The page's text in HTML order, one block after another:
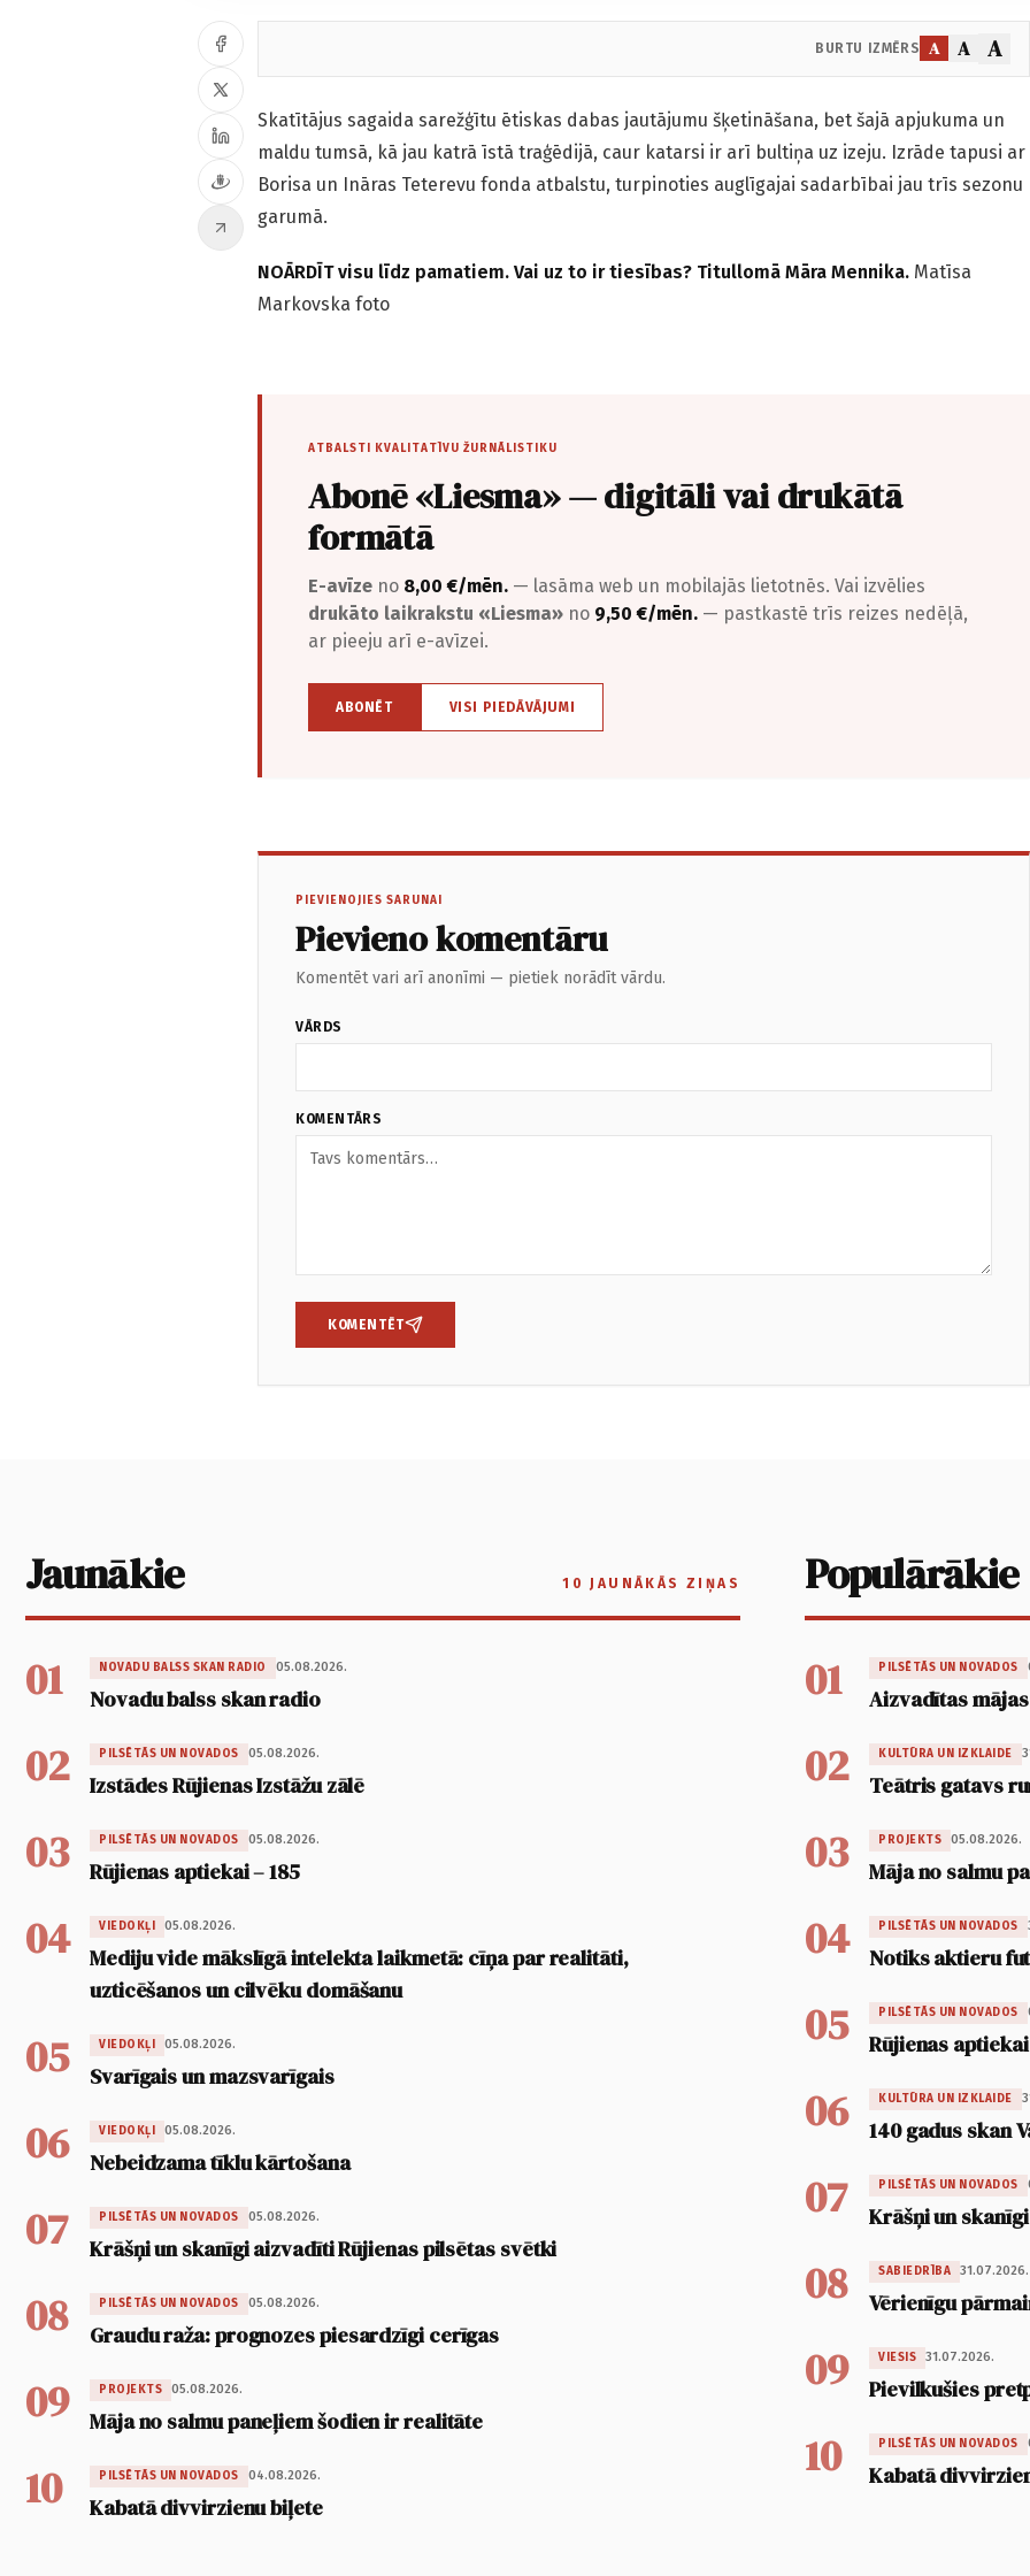
BURTU IZMĒRS A A A
Skatītājus sagaida sarežģītu ētiskas dabas jautājumu šķetināšana, bet šajā apjukuma un
maldu tumsā, kā jau katrā īstā traģēdijā, caur katarsi ir arī bultiņa uz izeju. Izrāde tapusi ar
Borisa un Ināras Teterevu fonda atbalstu, turpinoties auglīgajai sadarbībai jau trīs sezonu
garumā.
NOĀRDĪT visu līdz pamatiem. Vai uz to ir tiesības? Titullomā Māra Mennika. Matīsa
Markovska foto
ATBALSTI KVALITATĪVU ŽURNĀLISTIKU
Abonē «Liesma» — digitāli vai drukātā
formātā
E-avīze no 8,00 €/mēn. — lasāma web un mobilajās lietotnēs. Vai izvēlies
drukāto laikrakstu «Liesma» no 9,50 €/mēn. — pastkastē trīs reizes nedēļā,
ar pieeju arī e-avīzei.
ABONĒT VISI PIEDĀVĀJUMI
PIEVIENOJIES SARUNAI
Pievieno komentāru
Komentēt vari arī anonīmi — pietiek norādīt vārdu.
VĀRDS
KOMENTĀRS
KOMENTĒT
Jaunākie 10 JAUNĀKĀS ZIŅAS
01 NOVADU BALSS SKAN RADIO 05.08.2026.
Novadu balss skan radio
02 PILSĒTĀS UN NOVADOS 05.08.2026.
Izstādes Rūjienas Izstāžu zālē
03 PILSĒTĀS UN NOVADOS 05.08.2026.
Rūjienas aptiekai – 185
04 VIEDOKĻI 05.08.2026.
Mediju vide mākslīgā intelekta laikmetā: cīņa par realitāti,
uzticēšanos un cilvēku domāšanu
05 VIEDOKĻI 05.08.2026.
Svarīgais un mazsvarīgais
06 VIEDOKĻI 05.08.2026.
Nebeidzama tīklu kārtošana
07 PILSĒTĀS UN NOVADOS 05.08.2026.
Krāšņi un skanīgi aizvadīti Rūjienas pilsētas svētki
08 PILSĒTĀS UN NOVADOS 05.08.2026.
Graudu raža: prognozes piesardzīgi cerīgas
09 PROJEKTS 05.08.2026.
Māja no salmu paneļiem šodien ir realitāte
10 PILSĒTĀS UN NOVADOS 04.08.2026.
Kabatā divvirzienu biļete
Populārākie
01
PILSĒTĀS UN NOVADOS
Aizvadītas
02 KULTŪRA UN IZKLAIDE
Teātris gatavs
03 PROJEKTS 05.08.2026.
Māja no salmu
04 PILSĒTĀS UN NOVADOS
Notiks aktieru
05 PILSĒTĀS UN NOVADOS
Rūjienas aptiekai
06 KULTŪRA UN IZKLAIDE
140 gadus skan
07 PILSĒTĀS UN NOVADOS
Krāšņi un
08 SABIEDRĪBA 31.07.2026.
Vērienīgu
09 VIESIS 31.07.2026.
Pievilkušies
10 PILSĒTĀS UN NOVADOS
Kabatā